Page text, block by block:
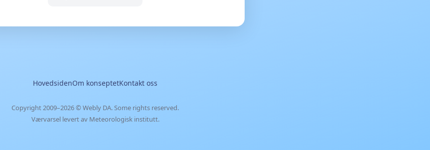
HovedsidenOm konseptetKontakt oss
Copyright 2009–2026 © Webly DA. Some rights reserved.
Værvarsel levert av Meteorologisk institutt.